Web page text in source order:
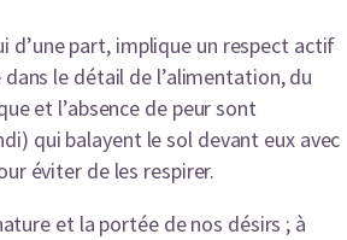
d’une part, implique un respect actif
le détail de l’alimentation, du
et l’absence de peur sont
qui balayent le sol devant eux avec
éviter de les respirer.
et la portée de nos désirs ; à